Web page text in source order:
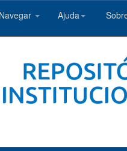
Navegar Ajuda